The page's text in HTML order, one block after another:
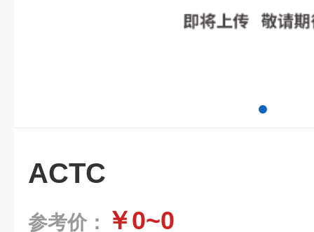
ACTC
参考价： ￥0~0